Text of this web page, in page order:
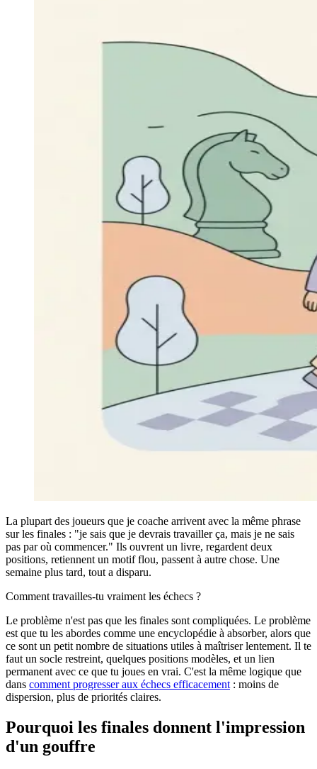
La plupart des joueurs que je coache arrivent avec la même phrase
sur les finales : "je sais que je devrais travailler ça, mais je ne sais
pas par où commencer." Ils ouvrent un livre, regardent deux
positions, retiennent un motif flou, passent à autre chose. Une
semaine plus tard, tout a disparu.
Comment travailles-tu vraiment les échecs ?
Le problème n'est pas que les finales sont compliquées. Le problème
est que tu les abordes comme une encyclopédie à absorber, alors que
ce sont un petit nombre de situations utiles à maîtriser lentement. Il te
faut un socle restreint, quelques positions modèles, et un lien
permanent avec ce que tu joues en vrai. C'est la même logique que
dans comment progresser aux échecs efficacement : moins de
dispersion, plus de priorités claires.
Pourquoi les finales donnent l'impression
d'un gouffre